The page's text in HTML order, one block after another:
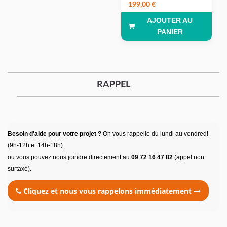
199,00 €
AJOUTER AU
PANIER
RAPPEL
Besoin d'aide pour votre projet ? On vous rappelle du lundi au vendredi
(9h-12h et 14h-18h)
ou vous pouvez nous joindre directement au 09 72 16 47 82 (appel non
surtaxé).
Cliquez et nous vous rappelons immédiatement